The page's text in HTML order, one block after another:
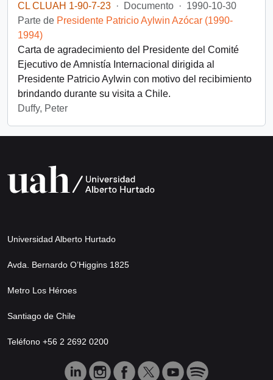
CL CLUAH 1-90-7-23 · Documento · 1990-10-30
Parte de Presidente Patricio Aylwin Azócar (1990-
1994)
Carta de agradecimiento del Presidente del Comité
Ejecutivo de Amnistía Internacional dirigida al
Presidente Patricio Aylwin con motivo del recibimiento
brindando durante su visita a Chile.
Duffy, Peter
Universidad Alberto Hurtado
Avda. Bernardo O’Higgins 1825
Metro Los Héroes
Santiago de Chile
Teléfono +56 2 2692 0200